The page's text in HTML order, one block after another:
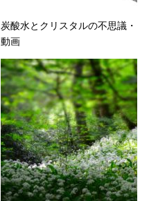
炭酸水とクリスタルの不思議・
動画